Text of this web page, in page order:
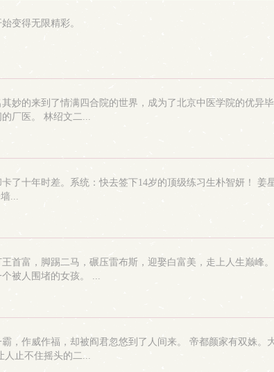
变得无限精彩。
妙的来到了情满四合院的世界，成为了北京中医学院的优
厂医。 林绍文二...
了十年时差。系统：快去签下14岁的顶级练习生朴智妍！
...
首富，脚踢二马，碾压雷布斯，迎娶白富美，走上人生巅峰
被人围堵的女孩。 ...
，作威作福，却被阎君忽悠到了人间来。 帝都颜家有双姝
人止不住摇头的二...